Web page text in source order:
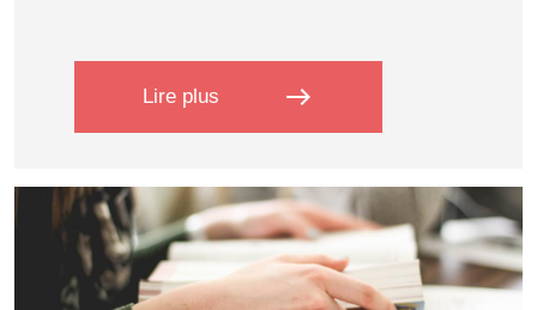
Lire plus
sur Préparation à l'entrée en
east